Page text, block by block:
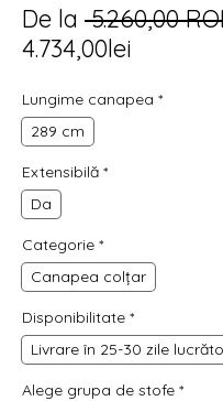
De la 5.260,00
4.734,00lei
Lungime canapea *
289 cm
Extensibilă *
Da
Categorie *
Canapea colțar
Disponibilitate *
Livrare în 25-30 zile
Alege grupa de stofe *